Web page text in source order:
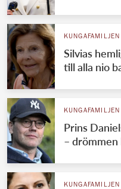
KUNGAFAMILJEN
Silvias
till alla nio
KUNGAFAMILJEN
Prins
– drömmen
KUNGAFAMILJEN